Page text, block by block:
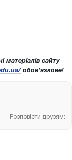
сайту
обов'язкове!
Розповісти друзям: